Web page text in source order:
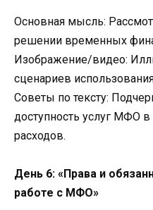
Основная мысль:
решении временных
Изображение/видео:
сценариев
Советы по тексту:
доступность услуг МФО
расходов.
День 6: «Права и
работе с МФО»